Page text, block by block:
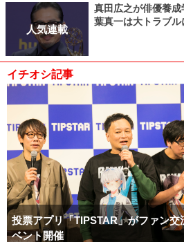
人気連載
真田広之が俳優養
葉真一は大トラブ
イチオシ記事
投票アプリ「TIPSTAR」がファン交
ベント開催